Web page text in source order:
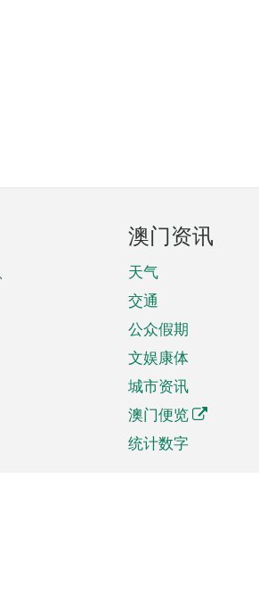
澳门资讯
天气
交通
公众假期
文娱康体
城市资讯
澳门便览
统计数字